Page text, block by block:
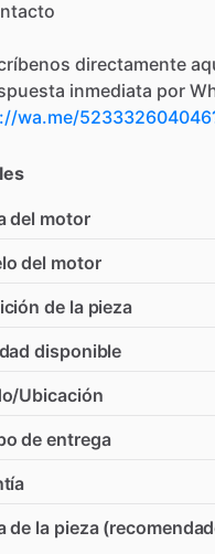
directamente
inmediata por
wa.me/
del motor
del motor
de la pieza
disponible
Ubicación
de entrega
de la pieza